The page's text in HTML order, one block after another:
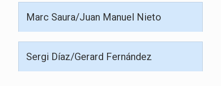
Marc Saura/Juan Manuel Nieto
Sergi Díaz/Gerard Fernández